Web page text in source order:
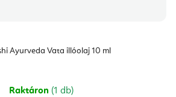
Ayurveda Vata illóolaj 10 ml
Raktáron (1 db)